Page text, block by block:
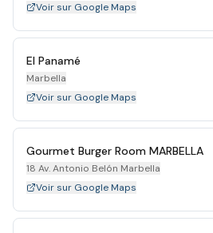
Voir sur Google Maps
El Panamé
Marbella
Voir sur Google Maps
Gourmet Burger Room MARBELLA
18 Av. Antonio Belón Marbella
Voir sur Google Maps